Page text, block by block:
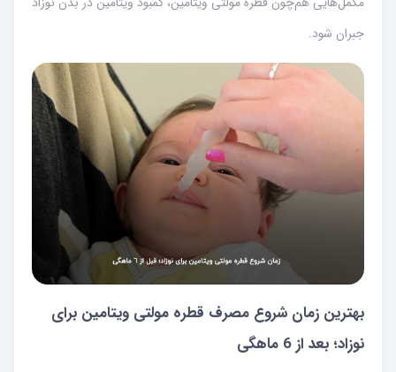
جبران شود.
بهترین زمان شروع مصرف قطره مولتی ویتامین برای
نوزاد؛ بعد از 6 ماهگی